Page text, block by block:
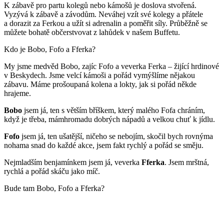
K zábavě pro partu kolegů nebo kámošů je doslova stvořená.
Vyzývá k zábavě a závodům. Neváhej vzít své kolegy a přátele
a dorazit za Ferkou a užít si adrenalin a poměřit síly. Průběžně se
můžete bohatě občerstvovat z lahůdek v našem Buffetu.
Kdo je Bobo, Fofo a Fferka?
My jsme medvěd Bobo, zajíc Fofo a veverka Ferka – žijící hrdinové
v Beskydech. Jsme velcí kámoši a pořád vymýšlíme nějakou
zábavu. Máme prošoupaná kolena a lokty, jak si pořád někde
hrajeme.
Bobo jsem já, ten s větším bříškem, který malého Fofa chráním,
když je třeba, mámhromadu dobrých nápadů a velkou chuť k jídlu.
Fofo jsem já, ten ušatější, ničeho se nebojím, skočil bych rovnýma
nohama snad do každé akce, jsem fakt rychlý a pořád se směju.
Nejmladším benjamínkem jsem já, veverka Fferka. Jsem mrštná,
rychlá a pořád skáču jako míč.
Bude tam Bobo, Fofo a Fferka?